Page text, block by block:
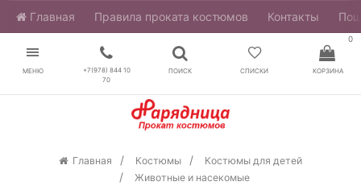
Главная ​Правила проката костюмов Контакты
МЕНЮ
+7(978) 844 10
70
ПОИСК СПИСКИ
0
КОРЗИНА
Главная Костюмы
Костюмы для детей
Животные и насекомые